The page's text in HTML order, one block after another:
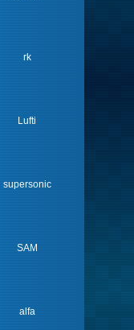
rk
Lufti
supersonic
SAM
alfa